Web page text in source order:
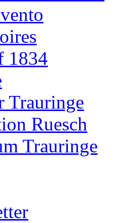
1834
Trauringe
Ruesch
Trauringe